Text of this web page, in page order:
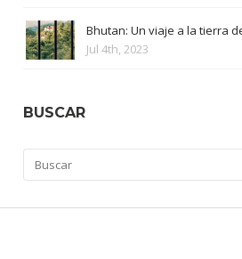
Bhutan: Un viaje a la tierra
Jul 4th, 2023
BUSCAR